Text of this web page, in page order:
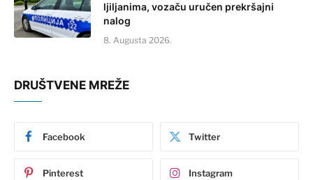
ljiljanima, vozaču uručen prekršajni
nalog
8. Augusta 2026.
DRUŠTVENE MREŽE
Facebook Twitter
Pinterest Instagram